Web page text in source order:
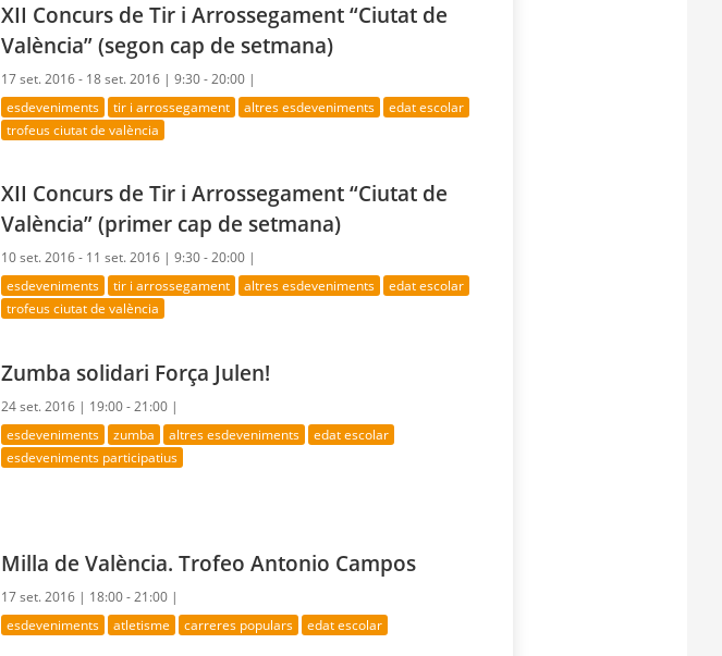
XII Concurs de Tir i Arrossegament “Ciutat de
València” (segon cap de setmana)
17 set. 2016 - 18 set. 2016 |9:30 - 20:00 |
esdeveniments tir i arrossegament altres esdeveniments
edat escolar
trofeus ciutat de valència
XII Concurs de Tir i Arrossegament “Ciutat de
València” (primer cap de setmana)
10 set. 2016 - 11 set. 2016 |9:30 - 20:00 |
esdeveniments tir i arrossegament altres esdeveniments
edat escolar
trofeus ciutat de valència
Zumba solidari Força Julen!
24 set. 2016 | 19:00 - 21:00 |
esdeveniments zumba altres esdeveniments
edat escolar
esdeveniments participatius
Milla de València. Trofeo Antonio Campos
17 set. 2016 | 18:00 - 21:00 |
esdeveniments atletisme carreres populars edat escolar